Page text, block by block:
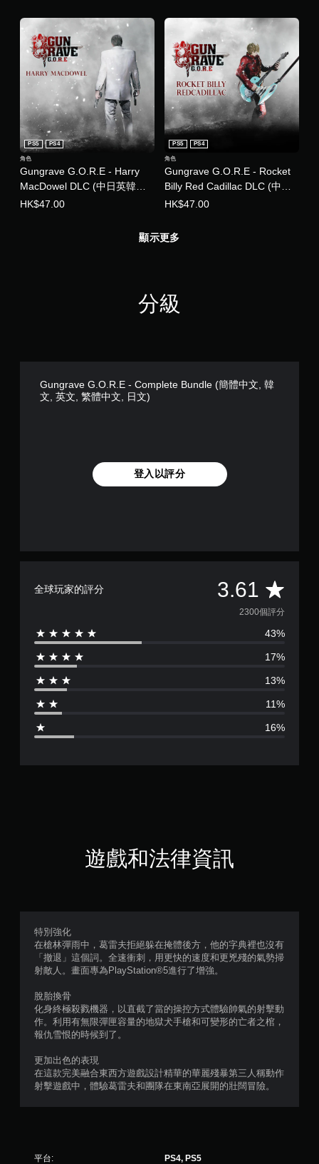
Gungrave G.O.R.E - Harry
MacDowel DLC (中日英韓文
版)
PS5 PS4
角色
HK$47.00
Gungrave G.O.R.E - Rocket
Billy Red Cadillac DLC (中日
英韓文版)
PS5 PS4
角色
HK$47.00
顯示更多
分級
Gungrave G.O.R.E - Complete Bundle (簡體中文, 韓
文, 英文, 繁體中文, 日文)
登入以評分
全球玩家的評分 3.61 平
均
評
分
3
6
5
星
，
共
2300個評分
43%
17%
13%
11%
16%
遊戲和法律資訊
特別強化
在槍林彈雨中，葛雷夫拒絕躲在掩體後方，他的字典裡也沒有
「撤退」這個詞。全速衝刺，用更快的速度和更兇殘的氣勢掃
射敵人。畫面專為PlayStation®5進行了增強。
脫胎換骨
化身終極殺戮機器，以直截了當的操控方式體驗帥氣的射擊動
作。利用有無限彈匣容量的地獄犬手槍和可變形的亡者之棺，
報仇雪恨的時候到了。
更加出色的表現
在這款完美融合東西方遊戲設計精華的華麗殘暴第三人稱動作
射擊遊戲中，體驗葛雷夫和團隊在東南亞展開的壯闊冒險。
平台: PS4, PS5